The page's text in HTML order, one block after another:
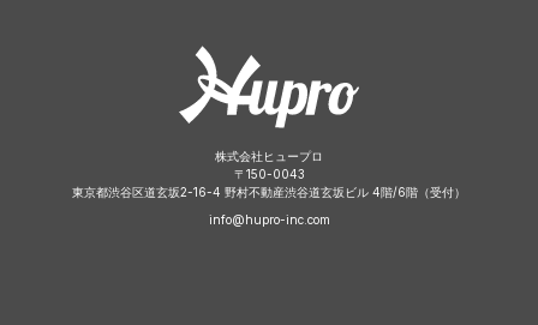
株式会社ヒュープロ
〒 150-0043
東京都渋谷区道玄坂2-16-4 野村不動産渋谷道玄坂ビル 4階/6階（受付）
info@hupro-inc.com